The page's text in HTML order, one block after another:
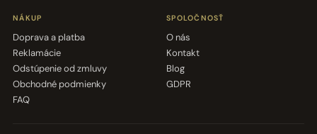
NÁKUP
Doprava a platba
Reklamácie
Odstúpenie od zmluvy
Obchodné podmienky
FAQ
SPOLOČNOSŤ
O nás
Kontakt
Blog
GDPR